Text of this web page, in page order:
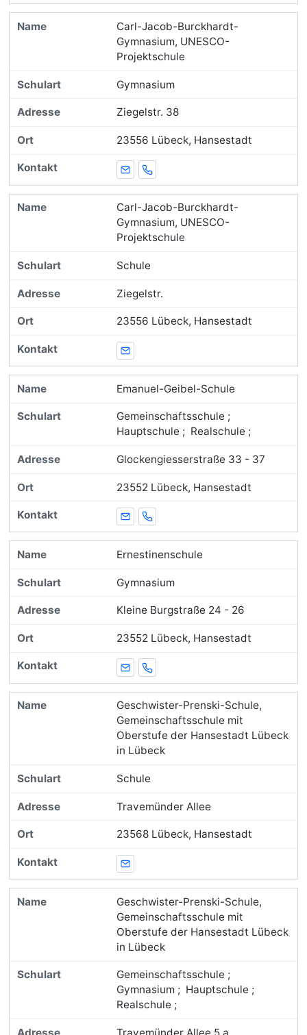
Carl-Jacob-Burckhardt-
Gymnasium, UNESCO-
Projektschule
Gymnasium
Ziegelstr. 38
23556 Lübeck, Hansestadt
E-MailTelefon
Carl-Jacob-Burckhardt-
Gymnasium, UNESCO-
Projektschule
Schule
Ziegelstr.
23556 Lübeck, Hansestadt
E-Mail
Emanuel-Geibel-Schule
Gemeinschaftsschule ;
Hauptschule ; Realschule ;
Glockengiesserstraße 33 - 37
23552 Lübeck, Hansestadt
E-MailTelefon
Ernestinenschule
Gymnasium
Kleine Burgstraße 24 - 26
23552 Lübeck, Hansestadt
E-MailTelefon
Geschwister-Prenski-Schule,
Gemeinschaftsschule mit
Oberstufe der Hansestadt Lübeck
in Lübeck
Schule
Travemünder Allee
23568 Lübeck, Hansestadt
E-Mail
Geschwister-Prenski-Schule,
Gemeinschaftsschule mit
Oberstufe der Hansestadt Lübeck
in Lübeck
Gemeinschaftsschule ;
Gymnasium ; Hauptschule ;
Realschule ;